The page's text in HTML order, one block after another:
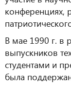
конференциях,
В мае 1990 г. в
выпускников
студентами и
была